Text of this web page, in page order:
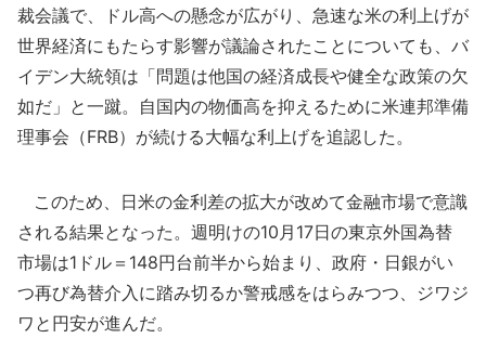
裁会議で、ドル高への懸念が広がり、急速な米の利上げが
世界経済にもたらす影響が議論されたことについても、バ
イデン大統領は「問題は他国の経済成長や健全な政策の欠
如だ」と一蹴。自国内の物価高を抑えるために米連邦準備
理事会（FRB）が続ける大幅な利上げを追認した。
このため、日米の金利差の拡大が改めて金融市場で意識
される結果となった。週明けの10月17日の東京外国為替
市場は1ドル＝148円台前半から始まり、政府・日銀がい
つ再び為替介入に踏み切るか警戒感をはらみつつ、ジワジ
ワと円安が進んだ。